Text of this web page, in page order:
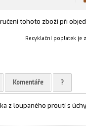
tohoto zboží při
Recyklační poplatek je
Komentáře ?
z loupaného proutí s